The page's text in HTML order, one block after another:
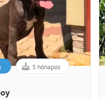
5 hónapos